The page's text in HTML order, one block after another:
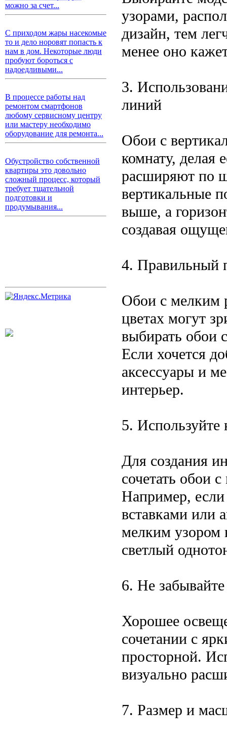
можно за счет...
С приходом жары насекомые
то и дело норовят попасть к
нам в дом. Некоторые люди
пробуют бороться с
надоедливыми...
В процессе работы над
ремонтом смартфонов
любому сервисному центру
или мастеру необходимо
оборудование для ремонта...
Обустройство собственной
квартиры это довольно
сложный процесс, который
требует тщательной
подготовки и
продумывания...
узорами,
дизайн, тем
менее оно
3.
линий
Обои с
комнату,
расширяют по
вертикальные
выше, а
создавая
4. Правильный
Обои с мелким
цветах могут
выбирать обои
Если хочется
аксессуары и
интерьер.
5.
Для создания
сочетать обои
Например, если
вставками или
мелким узором
светлый
6. Не
Хорошее
сочетании с
просторной.
визуально
7. Размер и